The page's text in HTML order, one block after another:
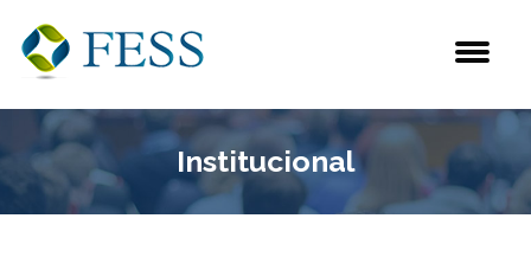
Institucional